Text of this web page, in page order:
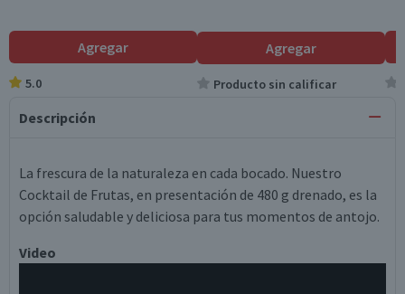
Agregar
5.0
Agregar
Producto sin calificar
Descripción
La frescura de la naturaleza en cada bocado. Nuestro
Cocktail de Frutas, en presentación de 480 g drenado, es la
opción saludable y deliciosa para tus momentos de antojo.
Video